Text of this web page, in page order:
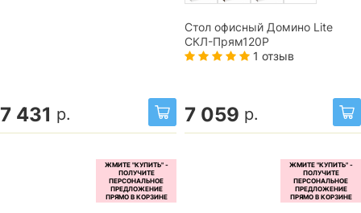
7 431 р.
Стол офисный Домино Lite
СКЛ-Прям120Р
1 отзыв
7 059 р.